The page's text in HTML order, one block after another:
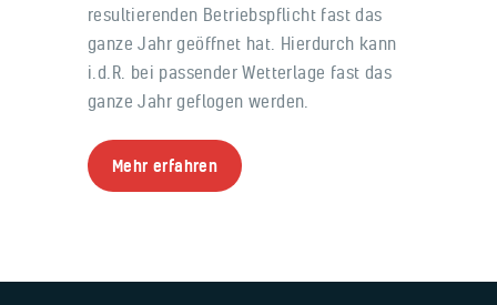
resultierenden Betriebspflicht fast das
ganze Jahr geöffnet hat. Hierdurch kann
i.d.R. bei passender Wetterlage fast das
ganze Jahr geflogen werden.
Mehr erfahren